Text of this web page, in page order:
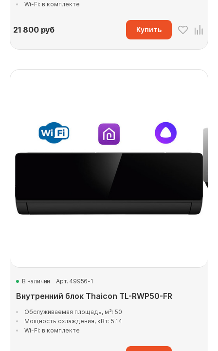
Wi-Fi: в комплекте
21 800руб Купить
В наличии Арт. 49956-1
Внутренний блок Thaicon TL-RWP50-FR
Обслуживаемая площадь, м²: 50
Мощность охлаждения, кВт: 5.14
Wi-Fi: в комплекте